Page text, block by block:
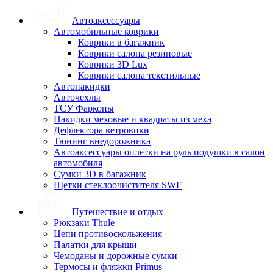
Автоаксессуары
Автомобильные коврики
Коврики в багажник
Коврики салона резиновые
Коврики 3D Lux
Коврики салона текстильные
Автонакидки
Авточехлы
ТСУ Фаркопы
Накидки меховые и квадраты из меха
Дефлектора ветровики
Тюнинг внедорожника
Автоаксессуары оплетки на руль подушки в салон
автомобиля
Сумки 3D в багажник
Щетки стеклоочистителя SWF
Путешествие и отдых
Рюкзаки Thule
Цепи противоскольжения
Палатки для крыши
Чемоданы и дорожные сумки
Термосы и фляжки Primus